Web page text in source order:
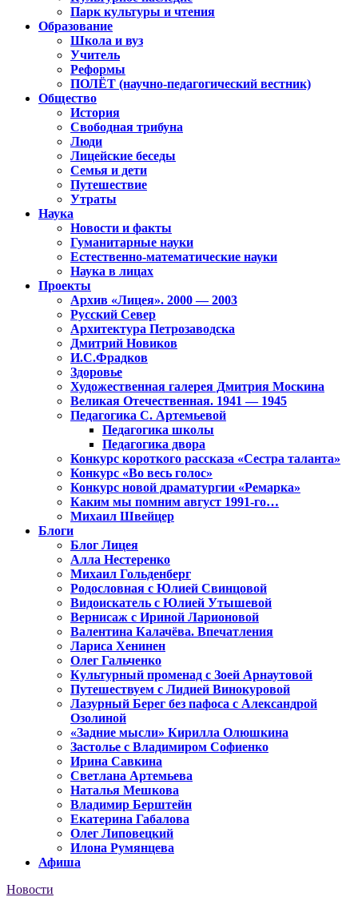
Парк культуры и чтения
Образование
Школа и вуз
Учитель
Реформы
ПОЛЁТ (научно-педагогический вестник)
Общество
История
Свободная трибуна
Люди
Лицейские беседы
Семья и дети
Путешествие
Утраты
Наука
Новости и факты
Гуманитарные науки
Естественно-математические науки
Наука в лицах
Проекты
Архив «Лицея». 2000 — 2003
Русский Север
Архитектура Петрозаводска
Дмитрий Новиков
И.С.Фрадков
Здоровье
Художественная галерея Дмитрия Москина
Великая Отечественная. 1941 — 1945
Педагогика С. Артемьевой
Педагогика школы
Педагогика двора
Конкурс короткого рассказа «Сестра таланта»
Конкурс «Во весь голос»
Конкурс новой драматургии «Ремарка»
Каким мы помним август 1991-го…
Михаил Швейцер
Блоги
Блог Лицея
Алла Нестеренко
Михаил Гольденберг
Родословная с Юлией Свинцовой
Видоискатель с Юлией Утышевой
Вернисаж с Ириной Ларионовой
Валентина Калачёва. Впечатления
Лариса Хенинен
Олег Гальченко
Культурный променад с Зоей Арнаутовой
Путешествуем с Лидией Винокуровой
Лазурный Берег без пафоса с Александрой
Озолиной
«Задние мысли» Кирилла Олюшкина
Застолье с Владимиром Софиенко
Ирина Савкина
Светлана Артемьева
Наталья Мешкова
Владимир Берштейн
Екатерина Габалова
Олег Липовецкий
Илона Румянцева
Афиша
Новости